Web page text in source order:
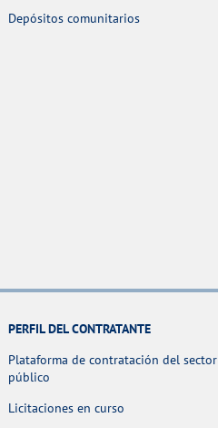
Depósitos comunitarios
PERFIL DEL CONTRATANTE
Plataforma de contratación del sector
público
Licitaciones en curso